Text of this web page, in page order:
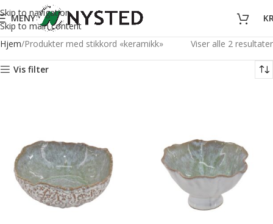
Skip to navigation
Skip to main content
MENY
Hjem Produkter med stikkord «keramikk» Viser alle 2 resultater
Vis filter